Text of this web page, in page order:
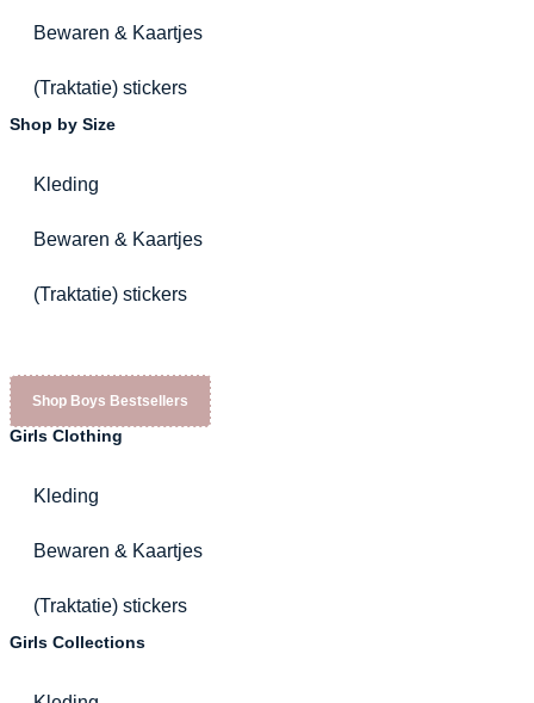
Bewaren & Kaartjes
(Traktatie) stickers
Shop by Size
Kleding
Bewaren & Kaartjes
(Traktatie) stickers
Shop Boys Bestsellers
Girls Clothing
Kleding
Bewaren & Kaartjes
(Traktatie) stickers
Girls Collections